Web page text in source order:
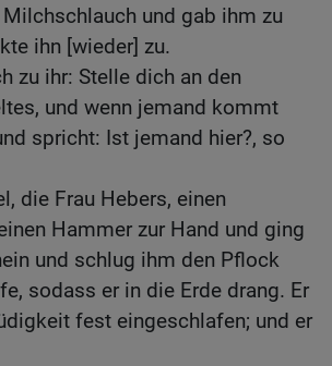
und gab ihm zu
ihn [wieder] zu.
zu ihr: Stelle dich an den
und wenn jemand kommt
spricht: Ist jemand hier?, so
die Frau Hebers, einen
Hammer zur Hand und ging
und schlug ihm den Pflock
sodass er in die Erde drang. Er
fest eingeschlafen; und er